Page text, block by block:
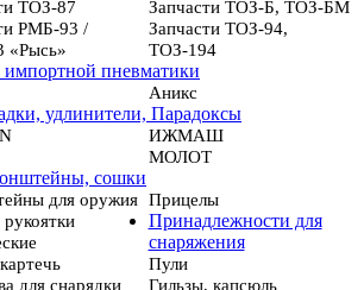
ТОЗ-87
Запчасти ТОЗ-Б, ТОЗ-БМ
РМБ-93 /
Запчасти ТОЗ-94,
ТОЗ-194
импортной пневматики
Аникс
удлинители, Парадоксы
ИЖМАШ
МОЛОТ
сошки
для оружия Прицелы
Принадлежности для
снаряжения
Пули
для снарядки
Гильзы, капсюль